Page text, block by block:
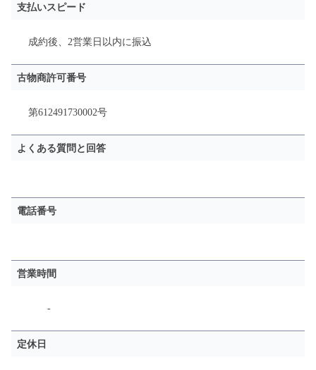
支払いスピード
成約後、2営業日以内に振込
古物商許可番号
第612491730002号
よくある質問と回答
電話番号
営業時間
-
定休日